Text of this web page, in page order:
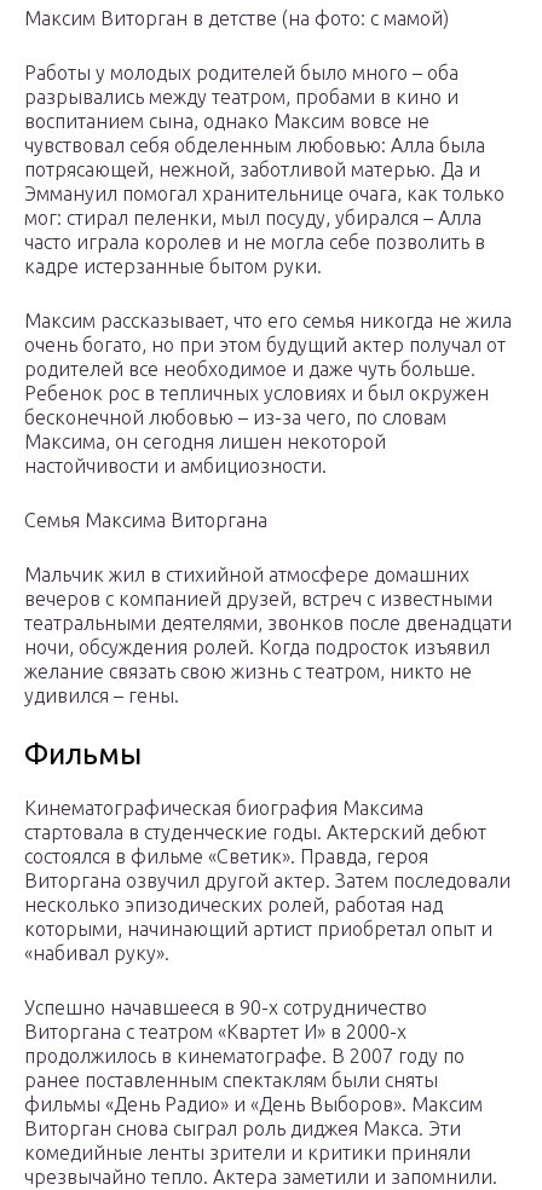
Максим Виторган в детстве (на фото: с мамой)
Работы у молодых родителей было много – оба
разрывались между театром, пробами в кино и
воспитанием сына, однако Максим вовсе не
чувствовал себя обделенным любовью: Алла была
потрясающей, нежной, заботливой матерью. Да и
Эммануил помогал хранительнице очага, как только
мог: стирал пеленки, мыл посуду, убирался – Алла
часто играла королев и не могла себе позволить в
кадре истерзанные бытом руки.
Максим рассказывает, что его семья никогда не жила
очень богато, но при этом будущий актер получал от
родителей все необходимое и даже чуть больше.
Ребенок рос в тепличных условиях и был окружен
бесконечной любовью – из-за чего, по словам
Максима, он сегодня лишен некоторой
настойчивости и амбициозности.
Семья Максима Виторгана
Мальчик жил в стихийной атмосфере домашних
вечеров с компанией друзей, встреч с известными
театральными деятелями, звонков после двенадцати
ночи, обсуждения ролей. Когда подросток изъявил
желание связать свою жизнь с театром, никто не
удивился – гены.
Фильмы
Кинематографическая биография Максима
стартовала в студенческие годы. Актерский дебют
состоялся в фильме «Светик». Правда, героя
Виторгана озвучил другой актер. Затем последовали
несколько эпизодических ролей, работая над
которыми, начинающий артист приобретал опыт и
«набивал руку».
Успешно начавшееся в 90-х сотрудничество
Виторгана с театром «Квартет И» в 2000-х
продолжилось в кинематографе. В 2007 году по
ранее поставленным спектаклям были сняты
фильмы «День Радио» и «День Выборов». Максим
Виторган снова сыграл роль диджея Макса. Эти
комедийные ленты зрители и критики приняли
чрезвычайно тепло. Актера заметили и запомнили.